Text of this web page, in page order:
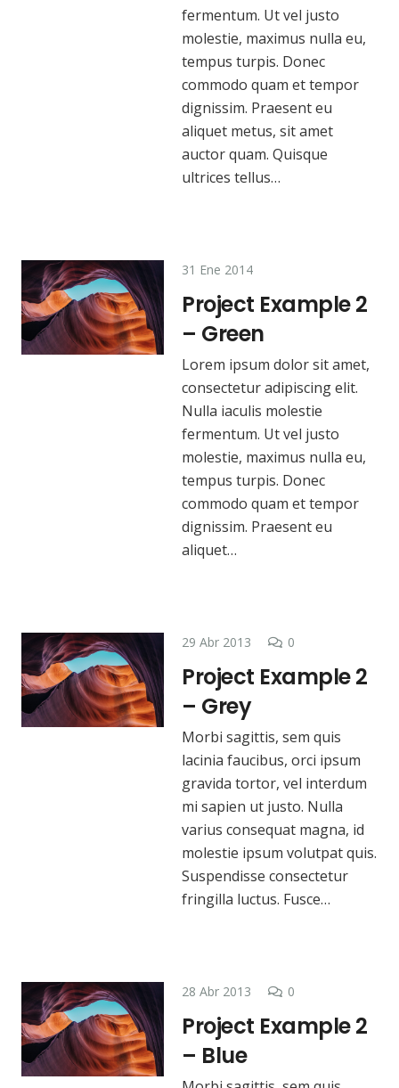
fermentum. Ut vel justo
molestie, maximus nulla eu,
tempus turpis. Donec
commodo quam et tempor
dignissim. Praesent eu
aliquet metus, sit amet
auctor quam. Quisque
ultrices tellus…
31 Ene 2014
Project Example 2
– Green
Lorem ipsum dolor sit amet,
consectetur adipiscing elit.
Nulla iaculis molestie
fermentum. Ut vel justo
molestie, maximus nulla eu,
tempus turpis. Donec
commodo quam et tempor
dignissim. Praesent eu
aliquet…
29 Abr 2013 0
Project Example 2
– Grey
Morbi sagittis, sem quis
lacinia faucibus, orci ipsum
gravida tortor, vel interdum
mi sapien ut justo. Nulla
varius consequat magna, id
molestie ipsum volutpat quis.
Suspendisse consectetur
fringilla luctus. Fusce…
28 Abr 2013 0
Project Example 2
– Blue